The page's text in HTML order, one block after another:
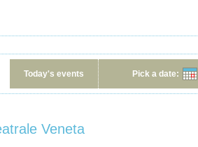
Today's events Pick a date:
Veneta